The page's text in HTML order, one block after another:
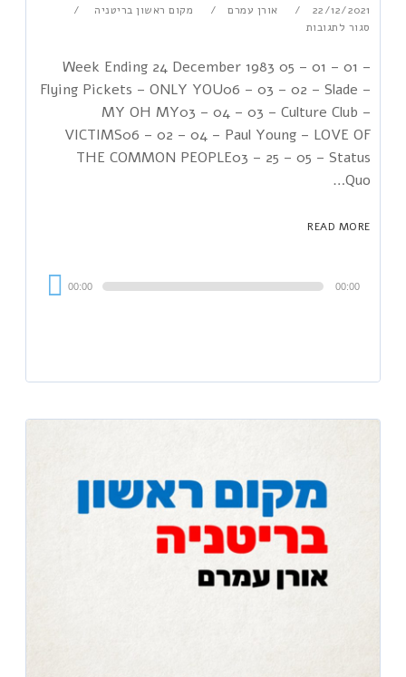
22/12/2021 אורן עמרם
מקום ראשון בריטניה
סגור לתגובות
Week Ending 24 December 1983 05 – 01 – 01 –
Flying Pickets – ONLY YOU06 – 03 – 02 – Slade –
MY OH MY03 – 04 – 03 – Culture Club –
VICTIMS06 – 02 – 04 – Paul Young – LOVE OF
THE COMMON PEOPLE03 – 25 – 05 – Status
Quo…
READ MORE
00:00 00:00